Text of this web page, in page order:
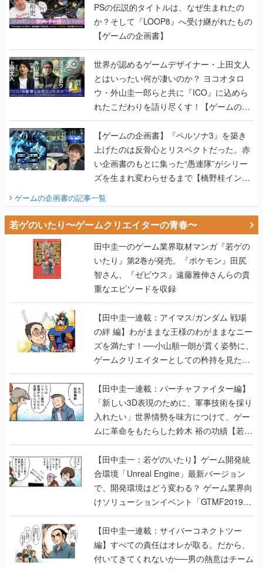
PSの伝説的タイトルは、なぜ生まれたの
か？そして『LOOP8』へ受け継がれたもの
【ゲームの企画書】
世界が認めるゲームデザイナー・上田文人
とはいったい何が凄いのか？ ヨコオタロ
ウ・外山圭一郎らと共に『ICO』に込めら
れたこだわりを語り尽くす！【ゲームの企
画書】
【ゲームの企画書】『ペルソナ3』を築き
上げたのは反骨心とリスペクトだった。赤
い企画書のもとに集った“愚連隊”がシリー
ズを生まれ変わらせるまで【橋野桂インタ
ビュー】
ゲームの企画書の記事一覧
若ゲのいたり〜ゲームクリエイターの青春〜
田中圭一のゲーム業界取材マンガ『若ゲの
いたり』第2巻が発売。『ポケモン』田尻
智さん、『ゼビウス』遠藤雅伸さんらの貴
重なエピソードを収録
【田中圭一連載：アイマス/ガンダム 戦場
の絆 編】わがままな王様のわがままなニー
ズを満たす！──小山順一朗が貫く姿勢に、
ゲームクリエイターとしての矜持を見た
【若ゲのいたり最終回】
【田中圭一連載：バーチャファイター編】
「新しい3D表現のために、軍事技術を採り
入れたい」世界情勢を味方につけて、ゲー
ムに革命をもたらした鈴木 裕の功績【若ゲ
のいたり】
【田中圭一：若ゲのいたり】ゲーム開発統
合環境「Unreal Engine」最新バージョン
で、開発環境はどう変わる？ ゲーム業界向
けソリューションイベント「GTMF2019」
に行って、より理解を深めよう【PR】
【田中圭一連載：サイバーコネクトツー
編】すべての責任はオレが取る。だから、
付いてきてくれないか──男の熱意はチーム